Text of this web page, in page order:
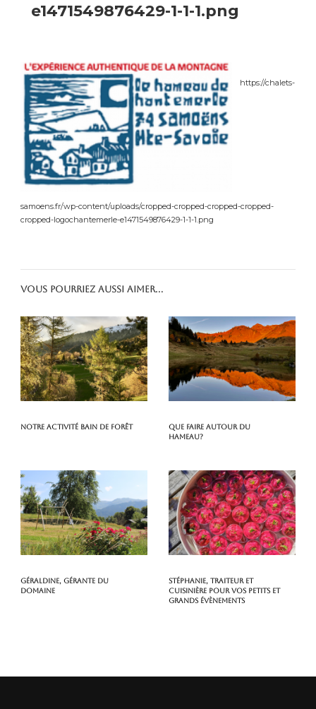
e1471549876429-1-1-1.png
https://chalets-
samoens.fr/wp-content/uploads/cropped-cropped-cropped-cropped-
cropped-logochantemerle-e1471549876429-1-1-1.png
Vous pourriez aussi aimer...
Notre activité Bain de Forêt
Que faire autour du
hameau?
Géraldine, gérante du
domaine
Stéphanie, traiteur et
cuisinière pour vos petits et
grands évènements